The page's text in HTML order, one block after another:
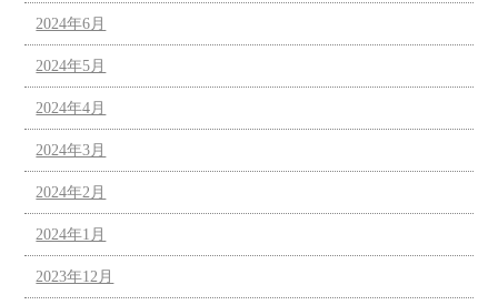
2024年6月
2024年5月
2024年4月
2024年3月
2024年2月
2024年1月
2023年12月